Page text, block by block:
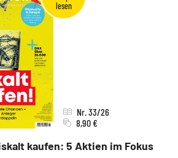
kaufen: 5 Aktien im Fokus
Nr. 33/26
8,90 €